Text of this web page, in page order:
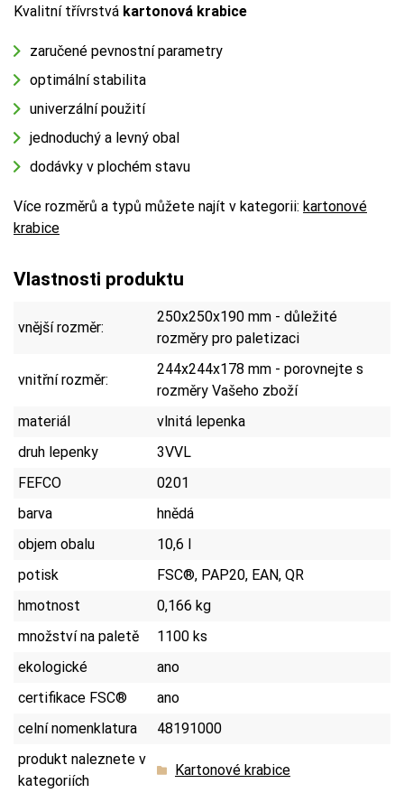
Kvalitní třívrstvá kartonová krabice
zaručené pevnostní parametry
optimální stabilita
univerzální použití
jednoduchý a levný obal
dodávky v plochém stavu
Více rozměrů a typů můžete najít v kategorii: kartonové
krabice
Vlastnosti produktu
vnější rozměr:
250x250x190 mm - důležité
rozměry pro paletizaci
vnitřní rozměr:
244x244x178 mm - porovnejte s
rozměry Vašeho zboží
materiál
vlnitá lepenka
druh lepenky
3VVL
FEFCO
0201
barva
hnědá
objem obalu
10,6 l
potisk
FSC®, PAP20, EAN, QR
hmotnost
0,166 kg
množství na paletě
1100 ks
ekologické
ano
certifikace FSC®
ano
celní nomenklatura
48191000
produkt naleznete v
kategoriích
Kartonové krabice